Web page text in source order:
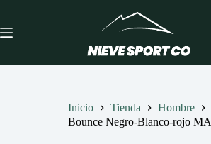
contenido
Inicio Tienda
Hombre
Bounce Negro-Blanco-rojo MA